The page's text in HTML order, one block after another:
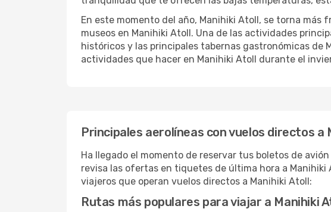
En este momento del año, Manihiki Atoll, se torna más
museos en Manihiki Atoll. Una de las actividades
históricos y las principales tabernas gastronómicas de
actividades que hacer en Manihiki Atoll durante el
Principales aerolíneas con vuelos directos a
Ha llegado el momento de reservar tus boletos de
revisa las ofertas en tiquetes de última hora a Manihiki
viajeros que operan vuelos directos a Manihiki Atoll:
Rutas más populares para viajar a Manihiki